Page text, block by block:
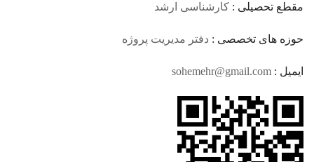
مقطع تحصیلی : کارشناسی ارشد
حوزه های تخصصی : دفتر مدیریت پروژه
ایمیل : sohemehr@gmail.com